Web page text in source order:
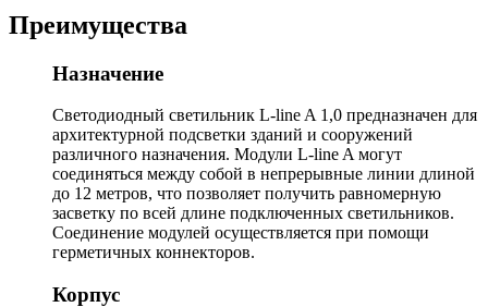
Преимущества
Назначение
Светодиодный светильник L-line A 1,0 предназначен для
архитектурной подсветки зданий и сооружений
различного назначения. Модули L-line A могут
соединяться между собой в непрерывные линии длиной
до 12 метров, что позволяет получить равномерную
засветку по всей длине подключенных светильников.
Соединение модулей осуществляется при помощи
герметичных коннекторов.
Корпус